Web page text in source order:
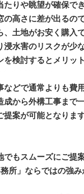
たりや眺望が確保で
の高さに差が出るの
、土地がお安く購入
浸水害のリスクが少
を検討するとメリッ
などで通常よりも費
成から外構工事まで
提案が可能となりま
でもスムーズにご提
務所」ならではの強